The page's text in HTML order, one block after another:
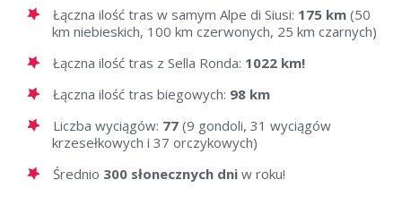
Łączna ilość tras w samym Alpe di Siusi: 175 km (50
km niebieskich, 100 km czerwonych, 25 km czarnych)
Łączna ilość tras z Sella Ronda: 1022 km!
Łączna ilość tras biegowych: 98 km
Liczba wyciągów: 77 (9 gondoli, 31 wyciągów
krzesełkowych i 37 orczykowych)
Średnio 300 słonecznych dni w roku!